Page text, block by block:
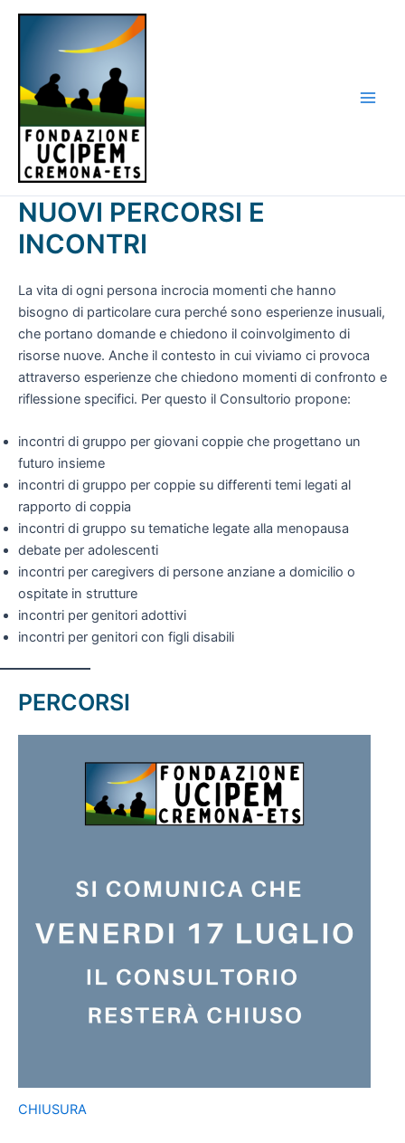
contenuto
NUOVI PERCORSI E
INCONTRI
La vita di ogni persona incrocia momenti che hanno
bisogno di particolare cura perché sono esperienze inusuali,
che portano domande e chiedono il coinvolgimento di
risorse nuove. Anche il contesto in cui viviamo ci provoca
attraverso esperienze che chiedono momenti di confronto e
riflessione specifici. Per questo il Consultorio propone:
incontri di gruppo per giovani coppie che progettano un
futuro insieme
incontri di gruppo per coppie su differenti temi legati al
rapporto di coppia
incontri di gruppo su tematiche legate alla menopausa
debate per adolescenti
incontri per caregivers di persone anziane a domicilio o
ospitate in strutture
incontri per genitori adottivi
incontri per genitori con figli disabili
PERCORSI
CHIUSURA